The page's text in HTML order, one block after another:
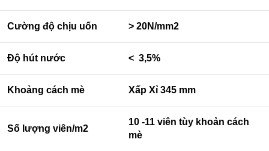
Cường độ chịu uốn > 20N/mm2
Độ hút nước < 3,5%
Khoảng cách mè Xấp Xỉ 345 mm
Số lượng viên/m2
10 -11 viên tùy khoản cách
mè